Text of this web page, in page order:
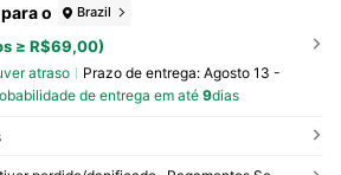
o Brazil
≥ R$69,00)
atraso Prazo de entrega: Agosto 13 -
de entrega em até 9dias